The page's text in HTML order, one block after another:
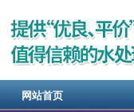
网站首页